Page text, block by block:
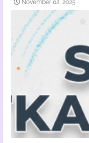
November 02, 2025